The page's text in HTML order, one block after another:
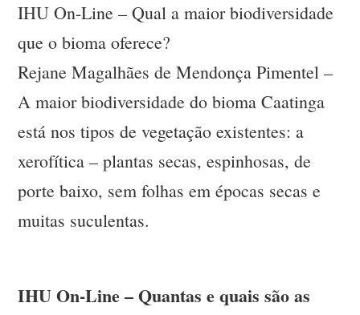
IHU On-Line – Qual a maior biodiversidade
que o bioma oferece?
Rejane Magalhães de Mendonça Pimentel –
A maior biodiversidade do bioma Caatinga
está nos tipos de vegetação existentes: a
xerofítica – plantas secas, espinhosas, de
porte baixo, sem folhas em épocas secas e
muitas suculentas.
IHU On-Line – Quantas e quais são as